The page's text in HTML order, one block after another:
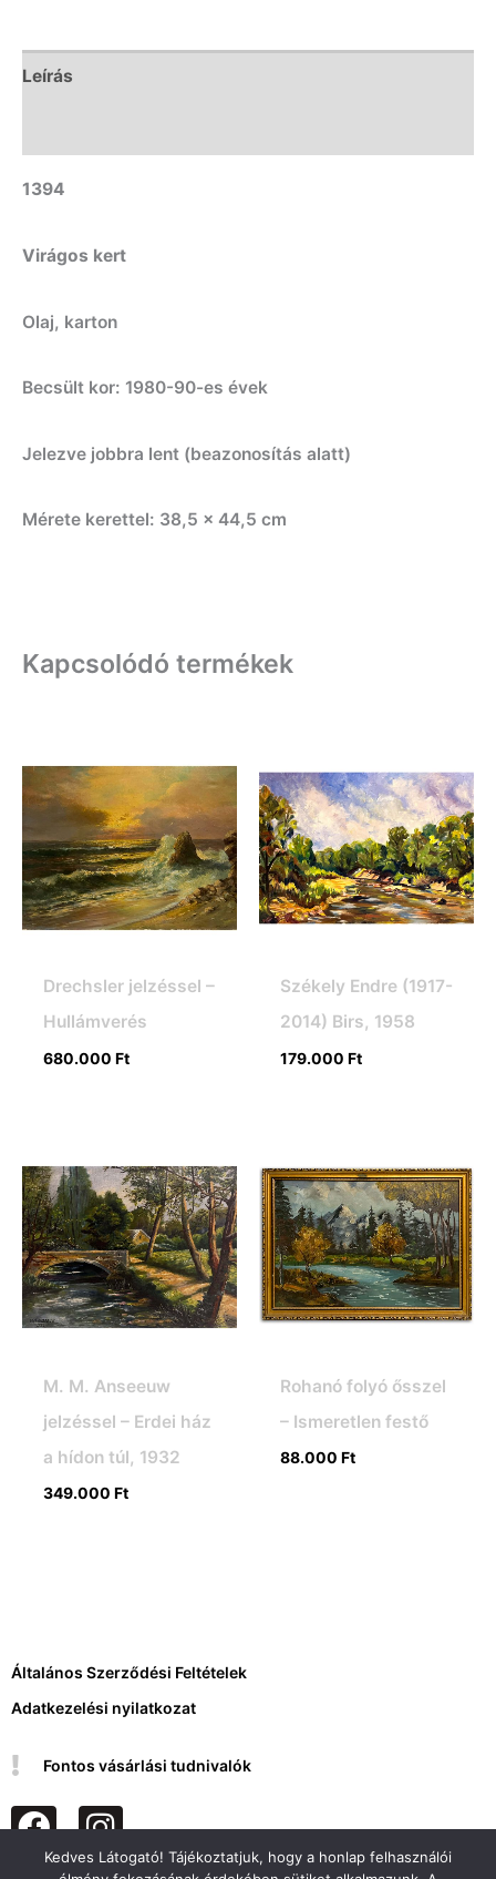
Leírás
1394
Virágos kert
Olaj, karton
Becsült kor: 1980-90-es évek
Jelezve jobbra lent (beazonosítás alatt)
Mérete kerettel: 38,5 x 44,5 cm
Kapcsolódó termékek
Drechsler jelzéssel –
Hullámverés
680.000 Ft
Székely Endre (1917-
2014) Birs, 1958
179.000 Ft
M. M. Anseeuw
jelzéssel – Erdei ház
a hídon túl, 1932
349.000 Ft
Rohanó folyó ősszel
– Ismeretlen festő
88.000 Ft
Általános Szerződési Feltételek
Adatkezelési nyilatkozat
Fontos vásárlási tudnivalók
F
a
I
n
Kedves Látogató! Tájékoztatjuk, hogy a honlap felhasználói